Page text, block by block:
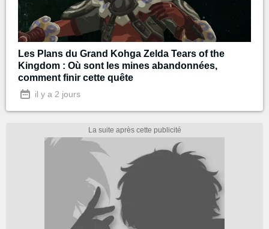
Les Plans du Grand Kohga Zelda Tears of the
Kingdom : Où sont les mines abandonnées,
comment finir cette quête
il y a 2 jours